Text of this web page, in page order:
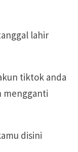
lahir
tiktok anda
mengganti
disini